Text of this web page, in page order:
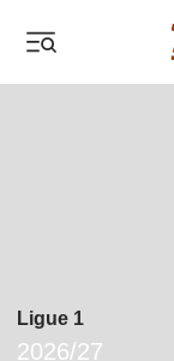
Ligue 1
2026/27